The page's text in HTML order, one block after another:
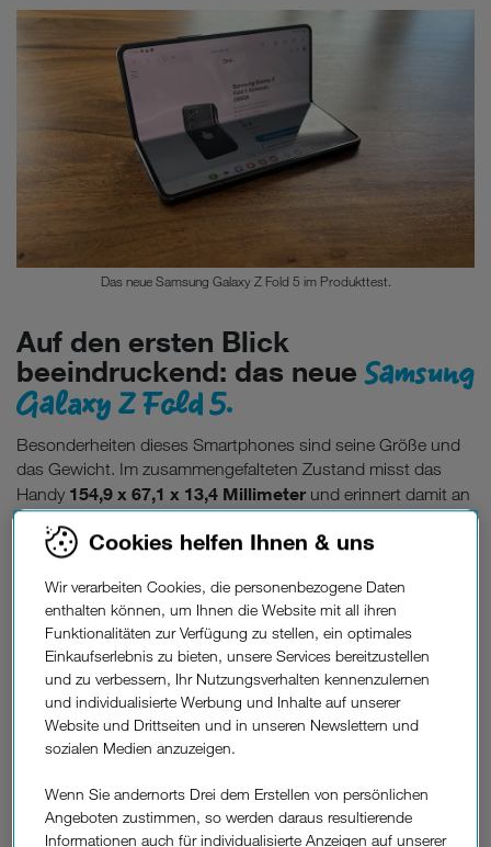
Das neue Samsung Galaxy Z Fold 5 im Produkttest.
Auf den ersten Blick
beeindruckend: das neue Samsung
Galaxy Z Fold 5.
Besonderheiten dieses Smartphones sind seine Größe und
das Gewicht. Im zusammengefalteten Zustand misst das
Handy 154,9 x 67,1 x 13,4 Millimeter und erinnert damit an
eine gewöhnliche Smartphone-Größe, wenn auch merklich
dicker. Aufgefaltet sieht die Sache gleich anders aus: Wie ein
Millimetervor Ihnen aus – das Smartphone verdoppelt sich
quasi. Und der aufklappbare zweifache Bildschirm fällt
natürlich auch ins Gewicht. Das Gerät wiegt254 Gramm
und ist damit sogar um 9 Gramm leichter als sein Vorgänger.
Wenn wir schon über Gewicht sprechen: Das Samsung
Galaxy Z Fold 5 ist natürlich schwerer als das ebenfalls
getestete
Samsung Galaxy Z Flip 5
zusammenfaltbar ist und in jede Hosentasche passt.
Aufgefaltet nimmt das Galaxy Z Fold 5 viel Platz ein und sollte
so eher nicht transportiert werden. Zusammengefaltet passt
das Samsung-Gerät aber problemlos in die Hosentasche.
Cookies helfen Ihnen & uns
Wir verarbeiten Cookies, die personenbezogene Daten
enthalten können, um Ihnen die Website mit all ihren
Funktionalitäten zur Verfügung zu stellen, ein optimales
Einkaufserlebnis zu bieten, unsere Services bereitzustellen
und zu verbessern, Ihr Nutzungsverhalten kennenzulernen
und individualisierte Werbung und Inhalte auf unserer
Website und Drittseiten und in unseren Newslettern und
sozialen Medien anzuzeigen.
Wenn Sie andernorts Drei dem Erstellen von persönlichen
Angeboten zustimmen, so werden daraus resultierende
Informationen auch für individualisierte Anzeigen auf unserer